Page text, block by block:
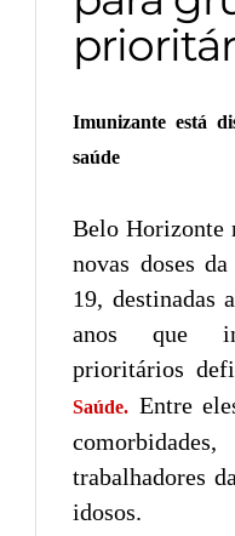
Imunizante está
saúde
Belo Horizonte
novas doses
19, destinadas
anos que
prioritários
Saúde. Entre
trabalhadores
idosos.